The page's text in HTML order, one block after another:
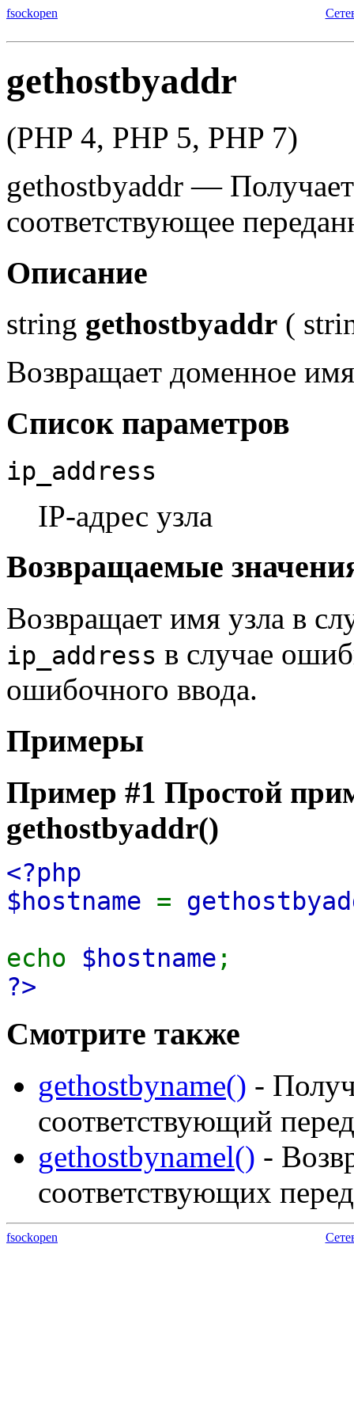
fsockopen
gethostbyaddr
(PHP 4, PHP 5, PHP 7)
gethostbyaddr —
соответствующее
Описание
string gethostbyaddr (
Возвращает доменное
Список параметров
ip_address
IP-адрес узла
Возвращаемые
Возвращает имя узла в
ip_address в случае
ошибочного ввода.
Примеры
Пример #1 Простой
gethostbyaddr()
<?php
$hostname =
echo $hostname ;
?>
Смотрите также
gethostbyname() -
соответствующий
gethostbynamel() -
соответствующих
fsockopen